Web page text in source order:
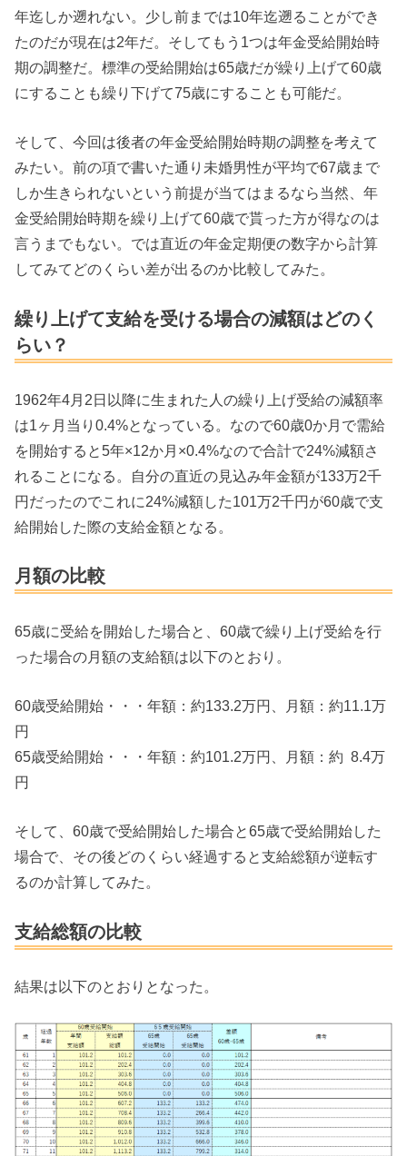
年迄しか遡れない。少し前までは10年迄遡ることができ
たのだが現在は2年だ。そしてもう1つは年金受給開始時
期の調整だ。標準の受給開始は65歳だが繰り上げて60歳
にすることも繰り下げて75歳にすることも可能だ。
そして、今回は後者の年金受給開始時期の調整を考えて
みたい。前の項で書いた通り未婚男性が平均で67歳まで
しか生きられないという前提が当てはまるなら当然、年
金受給開始時期を繰り上げて60歳で貰った方が得なのは
言うまでもない。では直近の年金定期便の数字から計算
してみてどのくらい差が出るのか比較してみた。
繰り上げて支給を受ける場合の減額はどのく
らい？
1962年4月2日以降に生まれた人の繰り上げ受給の減額率
は1ヶ月当り0.4%となっている。なので60歳0か月で需給
を開始すると5年×12か月×0.4%なので合計で24%減額さ
れることになる。自分の直近の見込み年金額が133万2千
円だったのでこれに24%減額した101万2千円が60歳で支
給開始した際の支給金額となる。
月額の比較
65歳に受給を開始した場合と、60歳で繰り上げ受給を行
った場合の月額の支給額は以下のとおり。
60歳受給開始・・・年額：約133.2万円、月額：約11.1万
円
65歳受給開始・・・年額：約101.2万円、月額：約 8.4万
円
そして、60歳で受給開始した場合と65歳で受給開始した
場合で、その後どのくらい経過すると支給総額が逆転す
るのか計算してみた。
支給総額の比較
結果は以下のとおりとなった。